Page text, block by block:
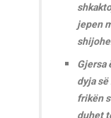
jepen
Gjersa
dyja
frikën
duhet